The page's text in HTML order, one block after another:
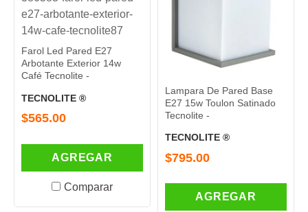
Led Pared E27
Exterior 14w
Tecnolite -
®
AGREGAR
Comparar
Lampara De Pared Base
E27 15w Toulon Satinado
Tecnolite -
TECNOLITE ®
$795.00
AGREGAR